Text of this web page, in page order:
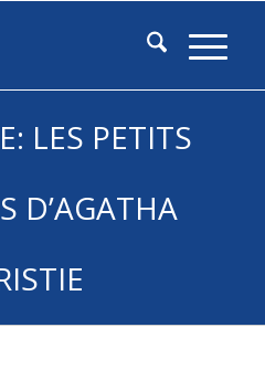
LES PETITS
D’AGATHA